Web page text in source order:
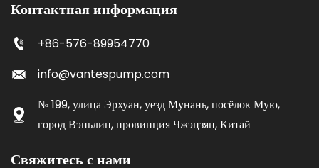
Контактная информация
+86-576-89954770
info@vantespump.com
№ 199, улица Эрхуан, уезд Мунань, посёлок Мую,
город Вэньлин, провинция Чжэцзян, Китай
Свяжитесь с нами